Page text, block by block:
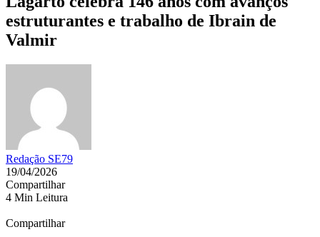
estruturantes e trabalho de Ibrain de
Valmir
Redação SE79
19/04/2026
Compartilhar
4 Min Leitura
Compartilhar